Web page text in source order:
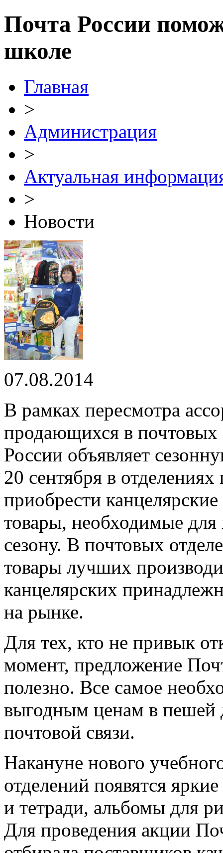
Почта России
школе
Главная
>
Администрация
>
Актуальная
>
Новости
07.08.2014
В рамках пересмотра
продающихся в почтовых
России объявляет
20 сентября в
приобрести
товары, необходимые
сезону. В почтовых
товары лучших
канцелярских
на рынке.
Для тех, кто не привык
момент, предложение
полезно. Все самое
выгодным ценам в пешей
почтовой связи.
Накануне нового
отделений появятся
и тетради, альбомы для
Для проведения акции